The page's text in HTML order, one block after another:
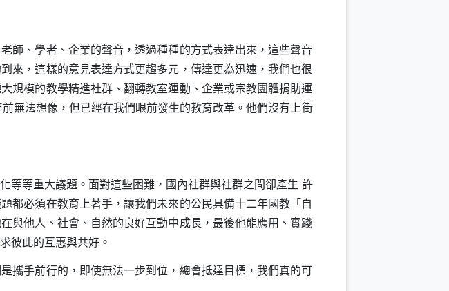
、學者、企業的聲音，透過種種的方式表達出來，這些聲音
來，這樣的意見表達方式更趨多元，傳達更為迅速，我們也很
規模的教學精進社群、翻轉教室運動、企業或宗教團體捐助運
無法想像，但已經在我們眼前發生的教育改革。他們沒有上街
等重大議題。面對這些困難，國內社群與社群之間卻產生 許
都必須在教育上著手，讓我們未來的公民具備十二年國教「自
與他人、社會、自然的良好互動中成長，最後他能應用、實踐
彼此的互惠與共好。
手前行的，即使無法一步到位，總會抵達目標，我們真的可